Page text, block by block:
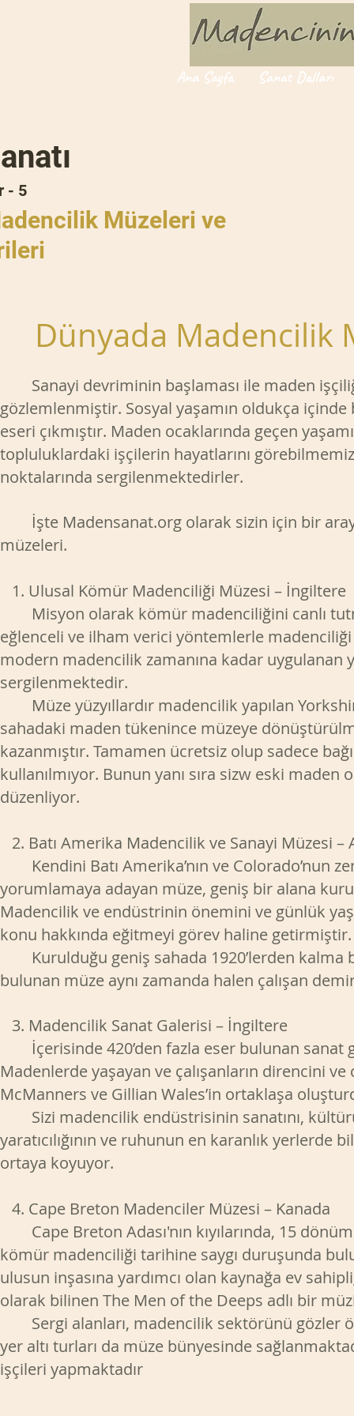
Ana Sayfa Sanat Dalları
- 5
Müzeleri ve
Dünyada Madencilik
Sanayi devriminin başlaması ile maden
gözlemlenmiştir. Sosyal yaşamın oldukça
eseri çıkmıştır. Maden ocaklarında geçen
topluluklardaki işçilerin hayatlarını
noktalarında sergilenmektedirler.
İşte Madensanat.org olarak sizin için bir
müzeleri.
1. Ulusal Kömür Madenciliği Müzesi – İngiltere
Misyon olarak kömür madenciliğini canlı
eğlenceli ve ilham verici yöntemlerle
modern madencilik zamanına kadar uygulanan
sergilenmektedir.
Müze yüzyıllardır madencilik yapılan
sahadaki maden tükenince müzeye
kazanmıştır. Tamamen ücretsiz olup sadece
kullanılmıyor. Bunun yanı sıra sizw eski
düzenliyor.
2. Batı Amerika Madencilik ve Sanayi Müzesi –
Kendini Batı Amerika’nın ve Colorado’nun
yorumlamaya adayan müze, geniş bir alana
Madencilik ve endüstrinin önemini ve günlük
konu hakkında eğitmeyi görev haline getirmiştir.
Kurulduğu geniş sahada 1920’lerden kalma
bulunan müze aynı zamanda halen çalışan
3. Madencilik Sanat Galerisi – İngiltere
İçerisinde 420’den fazla eser bulunan sanat
Madenlerde yaşayan ve çalışanların direncini
McManners ve Gillian Wales’in ortaklaşa
Sizi madencilik endüstrisinin sanatını,
yaratıcılığının ve ruhunun en karanlık yerlerde
ortaya koyuyor.
4. Cape Breton Madenciler Müzesi – Kanada
Cape Breton Adası'nın kıyılarında, 15
kömür madenciliği tarihine saygı duruşunda
ulusun inşasına yardımcı olan kaynağa ev
olarak bilinen The Men of the Deeps adlı bir
Sergi alanları, madencilik sektörünü gözler
yer altı turları da müze bünyesinde
işçileri yapmaktadır